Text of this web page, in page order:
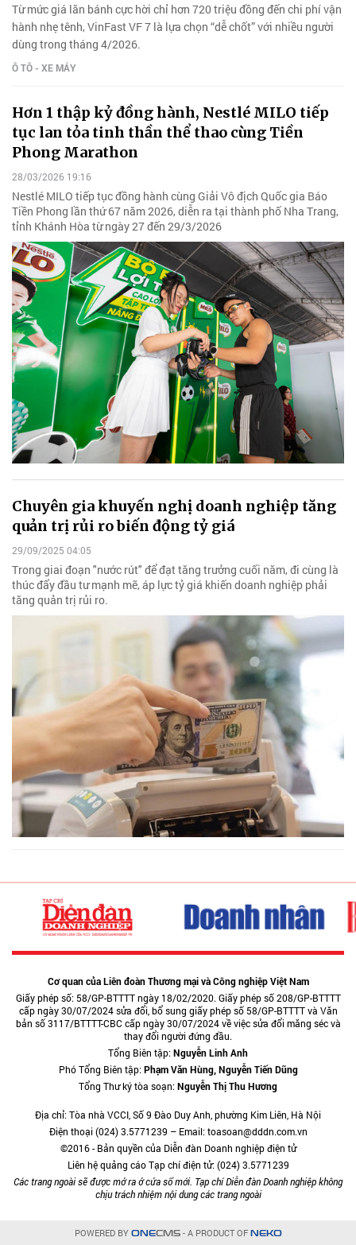
Từ mức giá lăn bánh cực hời chỉ hơn 720 triệu đồng đến chi phí vận
hành nhẹ tênh, VinFast VF 7 là lựa chọn “dễ chốt” với nhiều người
dùng trong tháng 4/2026.
Ô TÔ - XE MÁY
Hơn 1 thập kỷ đồng hành, Nestlé MILO tiếp
tục lan tỏa tinh thần thể thao cùng Tiền
Phong Marathon
28/03/2026 19:16
Nestlé MILO tiếp tục đồng hành cùng Giải Vô địch Quốc gia Báo
Tiền Phong lần thứ 67 năm 2026, diễn ra tại thành phố Nha Trang,
tỉnh Khánh Hòa từ ngày 27 đến 29/3/2026
Chuyên gia khuyến nghị doanh nghiệp tăng
quản trị rủi ro biến động tỷ giá
29/09/2025 04:05
Trong giai đoạn "nước rút" để đạt tăng trưởng cuối năm, đi cùng là
thúc đẩy đầu tư mạnh mẽ, áp lực tỷ giá khiến doanh nghiệp phải
tăng quản trị rủi ro.
Cơ quan của Liên đoàn Thương mại và Công nghiệp Việt Nam
Giấy phép số: 58/GP-BTTTT ngày 18/02/2020. Giấy phép số 208/GP-BTTTT
cấp ngày 30/07/2024 sửa đổi, bổ sung giấy phép số 58/GP-BTTTT và Văn
bản số 3117/BTTTT-CBC cấp ngày 30/07/2024 về việc sửa đổi măng séc và
thay đổi người đứng đầu.
Tổng Biên tập:Nguyễn Linh Anh
Phó Tổng Biên tập:Phạm Văn Hùng, Nguyễn Tiến Dũng
Tổng Thư ký tòa soạn:Nguyễn Thị Thu Hương
Địa chỉ: Tòa nhà VCCI, Số 9 Đào Duy Anh, phường Kim Liên, Hà Nội
Điện thoại (024) 3.5771239 – Email: toasoan@dddn.com.vn
©2016 - Bản quyền của Diễn đàn Doanh nghiệp điện tử
Liên hệ quảng cáo Tạp chí điện tử: (024) 3.5771239
Các trang ngoài sẽ được mở ra ở cửa sổ mới. Tạp chí Diễn đàn Doanh nghiệp không
chịu trách nhiệm nội dung các trang ngoài
POWERED BY ONECMS- A PRODUCT OF NEKO